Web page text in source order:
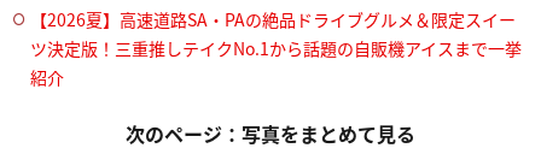
【2026夏】高速道路SA・PAの絶品ドライブグルメ＆限定スイー
ツ決定版！三重推しテイクNo.1から話題の自販機アイスまで一挙
紹介
次のページ：写真をまとめて見る